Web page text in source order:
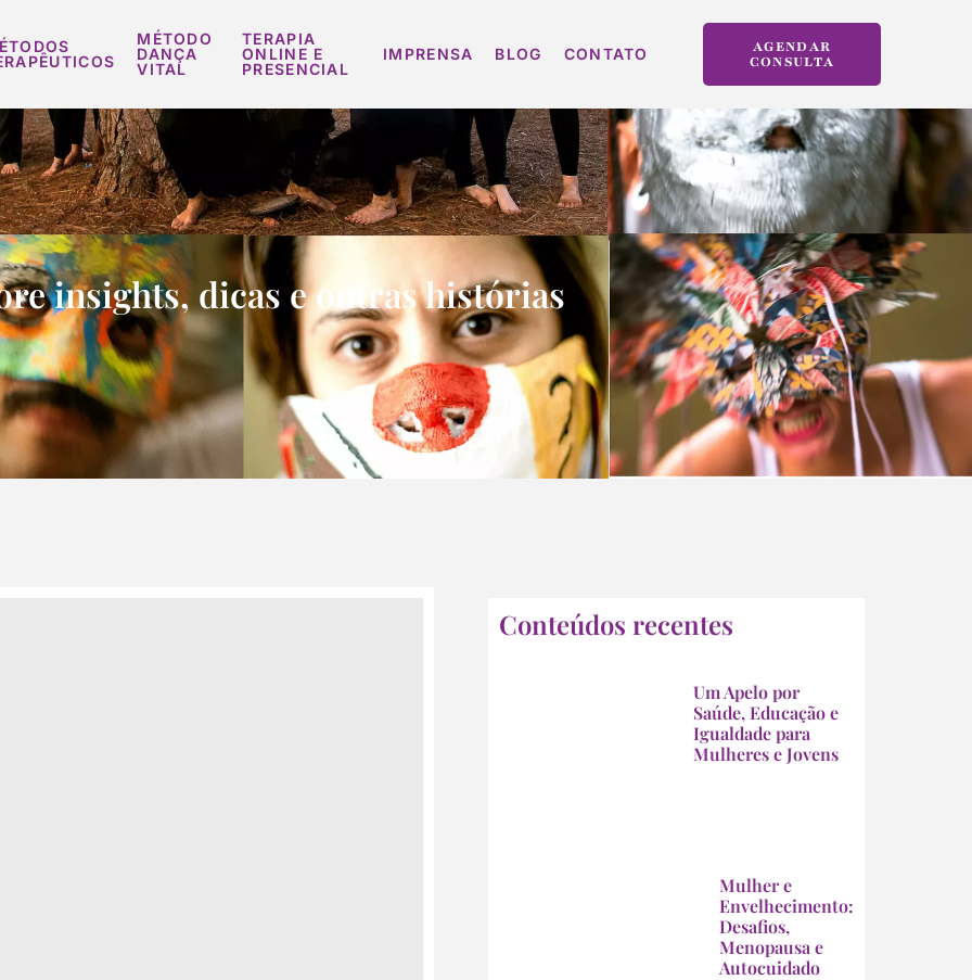
MÉTODO
DANÇA
VITAL
TERAPIA
ONLINE E
PRESENCIAL
IMPRENSA BLOG CONTATO
AGENDAR
CONSULTA
insights, dicas e outras histórias
Conteúdos recentes
Um Apelo por
Saúde, Educação e
Igualdade para
Mulheres e Jovens
Mulher e
Envelhecimento:
Desafios,
Menopausa e
Autocuidado